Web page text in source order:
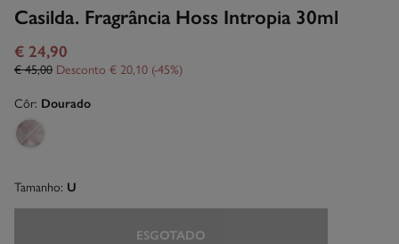
Casilda. Fragrância Hoss Intropia 30ml
€ 24,90
€ 45,00 Desconto € 20,10 45
Côr: Dourado
Tamanho: U
ESGOTADO